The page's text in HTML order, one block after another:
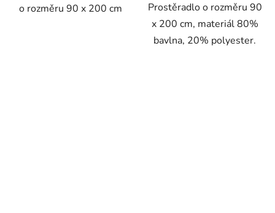
o rozměru 90 x 200 cm
Prostěradlo o rozměru 90
x 200 cm, materiál 80%
bavlna, 20% polyester.